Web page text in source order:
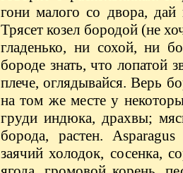
гони малого со двора,
Трясет козел бородой (не
гладенько, ни сохой, ни
бороде знать, что лопатой
плече, оглядывайся. Верь
на том же месте у
груди индюка, драхвы;
борода, растен.
заячий холодок, сосенка,